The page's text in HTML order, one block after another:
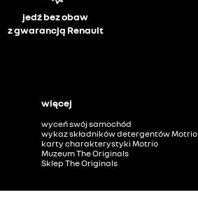
jedź bez obaw
z gwarancją Renault
więcej
wyceń swój samochód
wykaz składników detergentów Motrio
karty charakterystyki Motrio
Muzeum The Originals
Sklep The Originals